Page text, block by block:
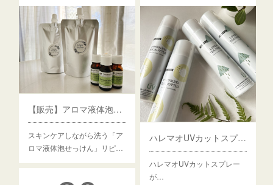
【販売】アロマ液体泡せっけんリピーター様向け 詰替の郵送販売
スキンケアしながら洗う「ア
ロマ液体泡せっけん」リピ…
ハレマオUVカットスプレー販売終了
ハレマオUVカットスプレー
が…